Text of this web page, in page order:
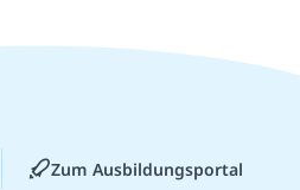
Zum Ausbildungsportal